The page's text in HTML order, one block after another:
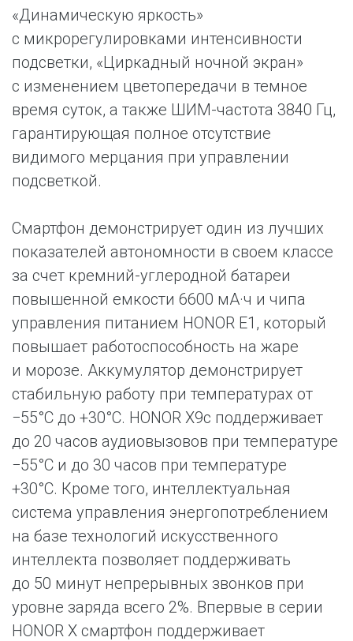
«Динамическую яркость»
с микрорегулировками интенсивности
подсветки, «Циркадный ночной экран»
с изменением цветопередачи в темное
время суток, а также ШИМ-частота 3840 Гц,
гарантирующая полное отсутствие
видимого мерцания при управлении
подсветкой.
Смартфон демонстрирует один из лучших
показателей автономности в своем классе
за счет кремний-углеродной батареи
повышенной емкости 6600 мА·ч и чипа
управления питанием HONOR E1, который
повышает работоспособность на жаре
и морозе. Аккумулятор демонстрирует
стабильную работу при температурах от
−55°C до +30°C. HONOR X9c поддерживает
до 20 часов аудиовызовов при температуре
−55°C и до 30 часов при температуре
+30°C. Кроме того, интеллектуальная
система управления энергопотреблением
на базе технологий искусственного
интеллекта позволяет поддерживать
до 50 минут непрерывных звонков при
уровне заряда всего 2%. Впервые в серии
HONOR X смартфон поддерживает